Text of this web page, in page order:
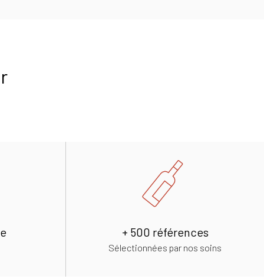
+ 500 références
Sélectionnées par nos soins